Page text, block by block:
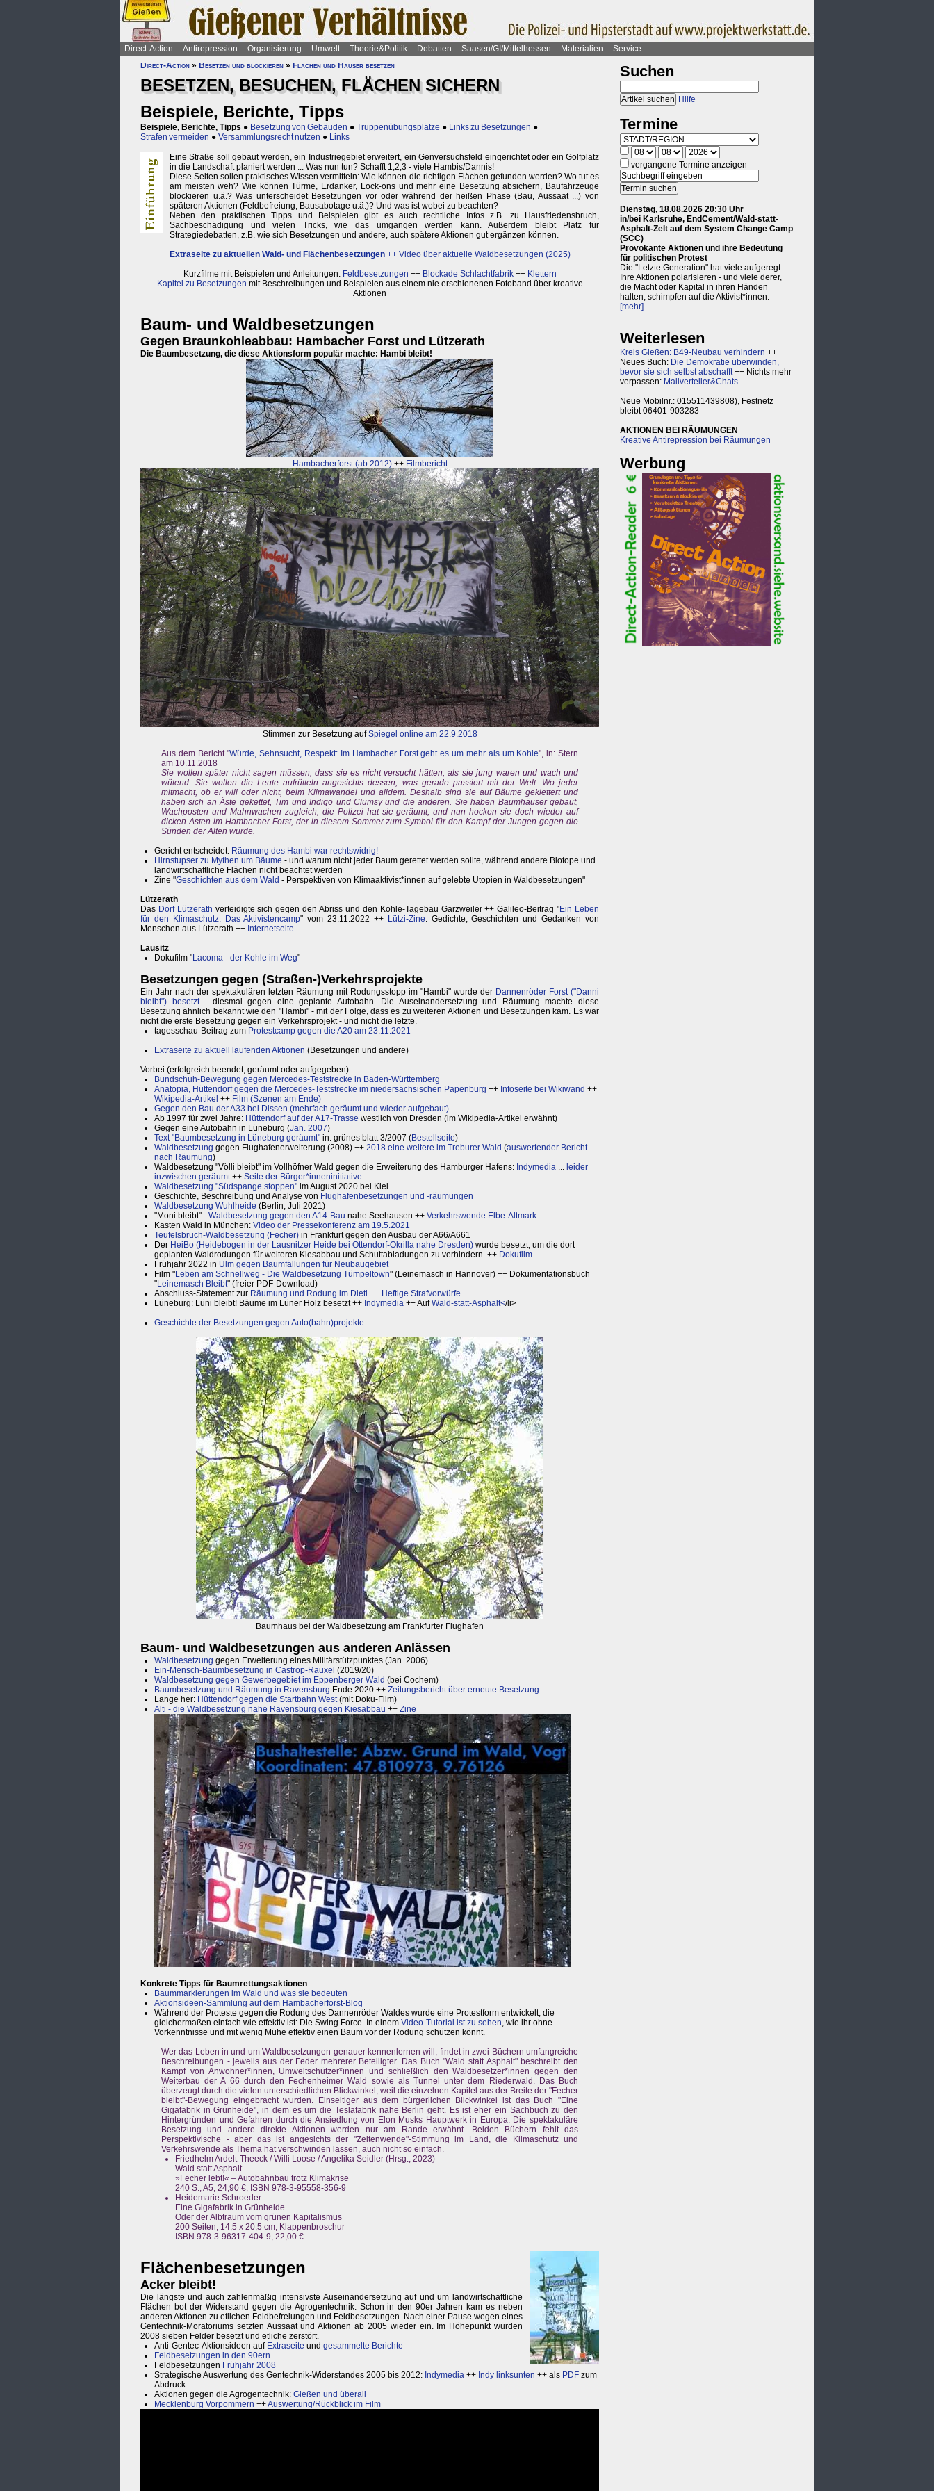
Direct-Action Antirepression Organisierung Umwelt Theorie&Politik Debatten Saasen/GI/Mittelhessen Materialien
Service
Direct-Action » Besetzen und blockieren » Flächen und Häuser besetzen
BESETZEN, BESUCHEN, FLÄCHEN SICHERN
Beispiele, Berichte, Tipps
Beispiele, Berichte, Tipps ● Besetzung von Gebäuden ● Truppenübungsplätze ● Links zu Besetzungen ●
Strafen vermeiden ● Versammlungsrecht nutzen ● Links
Eine Straße soll gebaut werden, ein Industriegebiet erweitert, ein Genversuchsfeld eingerichtet oder ein Golfplatz
in die Landschaft planiert werden ... Was nun tun? Schafft 1,2,3 - viele Hambis/Dannis!
Diese Seiten sollen praktisches Wissen vermitteln: Wie können die richtigen Flächen gefunden werden? Wo tut es
am meisten weh? Wie können Türme, Erdanker, Lock-ons und mehr eine Besetzung absichern, Baufahrzeuge
blockieren u.ä.? Was unterscheidet Besetzungen vor oder während der heißen Phase (Bau, Aussaat ...) von
späteren Aktionen (Feldbefreiung, Bausabotage u.ä.)? Und was ist wobei zu beachten?
Neben den praktischen Tipps und Beispielen gibt es auch rechtliche Infos z.B. zu Hausfriedensbruch,
Sachbeschädigung und vielen Tricks, wie das umgangen werden kann. Außerdem bleibt Platz für
Strategiedebatten, z.B. wie sich Besetzungen und andere, auch spätere Aktionen gut ergänzen können.
Extraseite zu aktuellen Wald- und Flächenbesetzungen++ Video über aktuelle Waldbesetzungen (2025)
Kurzfilme mit Beispielen und Anleitungen: Feldbesetzungen ++ Blockade Schlachtfabrik++ Klettern
Kapitel zu Besetzungen mit Beschreibungen und Beispielen aus einem nie erschienenen Fotoband über kreative
Aktionen
Baum- und Waldbesetzungen
Gegen Braunkohleabbau: Hambacher Forst und Lützerath
Die Baumbesetzung, die diese Aktionsform populär machte: Hambi bleibt!
Hambacherforst (ab 2012)++ Filmbericht
Stimmen zur Besetzung aufSpiegel online am 22.9.2018
Aus dem Bericht "Würde, Sehnsucht, Respekt: Im Hambacher Forst geht es um mehr als um Kohle", in: Stern
am 10.11.2018
Sie wollen später nicht sagen müssen, dass sie es nicht versucht hätten, als sie jung waren und wach und
wütend. Sie wollen die Leute aufrütteln angesichts dessen, was gerade passiert mit der Welt. Wo jeder
mitmacht, ob er will oder nicht, beim Klimawandel und alldem. Deshalb sind sie auf Bäume geklettert und
haben sich an Äste gekettet, Tim und Indigo und Clumsy und die anderen. Sie haben Baumhäuser gebaut,
Wachposten und Mahnwachen zugleich, die Polizei hat sie geräumt, und nun hocken sie doch wieder auf
dicken Ästen im Hambacher Forst, der in diesem Sommer zum Symbol für den Kampf der Jungen gegen die
Sünden der Alten wurde.
Gericht entscheidet: Räumung des Hambi war rechtswidrig!
Hirnstupser zu Mythen um Bäume - und warum nicht jeder Baum gerettet werden sollte, während andere Biotope und
landwirtschaftliche Flächen nicht beachtet werden
Zine "Geschichten aus dem Wald - Perspektiven von Klimaaktivist*innen auf gelebte Utopien in Waldbesetzungen"
Lützerath
Das Dorf Lützerath verteidigte sich gegen den Abriss und den Kohle-Tagebau Garzweiler ++ Galileo-Beitrag "Ein Leben
für den Klimaschutz: Das Aktivistencamp" vom 23.11.2022 ++ Lützi-Zine: Gedichte, Geschichten und Gedanken von
Menschen aus Lützerath ++ Internetseite
Lausitz
Dokufilm "Lacoma - der Kohle im Weg"
Besetzungen gegen (Straßen-)Verkehrsprojekte
Ein Jahr nach der spektakulären letzten Räumung mit Rodungsstopp im "Hambi" wurde der Dannenröder Forst ("Danni
bleibt") besetzt- diesmal gegen eine geplante Autobahn. Die Auseinandersetzung und Räumung machte diese
Besetzung ähnlich bekannt wie den "Hambi" - mit der Folge, dass es zu weiteren Aktionen und Besetzungen kam. Es war
nicht die erste Besetzung gegen ein Verkehrsprojekt - und nicht die letzte.
tagesschau-Beitrag zum Protestcamp gegen die A20 am 23.11.2021
Extraseite zu aktuell laufenden Aktionen (Besetzungen und andere)
Vorbei (erfolgreich beendet, geräumt oder aufgegeben):
Bundschuh-Bewegung gegen Mercedes-Teststrecke in Baden-Württemberg
Anatopia, Hüttendorf gegen die Mercedes-Teststrecke im niedersächsischen Papenburg ++ Infoseite bei Wikiwand ++
Wikipedia-Artikel ++ Film (Szenen am Ende)
Gegen den Bau der A33 bei Dissen (mehrfach geräumt und wieder aufgebaut)
Ab 1997 für zwei Jahre: Hüttendorf auf der A17-Trasse westlich von Dresden (im Wikipedia-Artikel erwähnt)
Gegen eine Autobahn in Lüneburg (Jan. 2007)
Text "Baumbesetzung in Lüneburg geräumt" in: grünes blatt 3/2007 (Bestellseite)
Waldbesetzung gegen Flughafenerweiterung (2008) ++ 2018 eine weitere im Treburer Wald (auswertender Bericht
nach Räumung)
Waldbesetzung "Völli bleibt" im Vollhöfner Wald gegen die Erweiterung des Hamburger Hafens: Indymedia
leider
inzwischen geräumt++ Seite der Bürger*inneninitiative
Waldbesetzung "Südspange stoppen" im August 2020 bei Kiel
Geschichte, Beschreibung und Analyse von Flughafenbesetzungen und -räumungen
Waldbesetzung Wuhlheide (Berlin, Juli 2021)
"Moni bleibt" - Waldbesetzung gegen den A14-Bau nahe Seehausen ++ Verkehrswende Elbe-Altmark
Kasten Wald in München: Video der Pressekonferenz am 19.5.2021
Teufelsbruch-Waldbesetzung (Fecher) in Frankfurt gegen den Ausbau der A66/A661
Der HeiBo (Heidebogen in der Lausnitzer Heide bei Ottendorf-Okrilla nahe Dresden) wurde besetzt, um die dort
geplanten Waldrodungen für weiteren Kiesabbau und Schuttabladungen zu verhindern. ++ Dokufilm
Frühjahr 2022 in Ulm gegen Baumfällungen für Neubaugebiet
Film "Leben am Schnellweg - Die Waldbesetzung Tümpeltown" (Leinemasch in Hannover) ++ Dokumentationsbuch
"Leinemasch Bleibt" (freier PDF-Download)
Abschluss-Statement zur Räumung und Rodung im Dieti ++ Heftige Strafvorwürfe
Lüneburg: Lüni bleibt! Bäume im Lüner Holz besetzt ++ Indymedia ++ AufWald-statt-Asphalt</li>
Geschichte der Besetzungen gegen Auto(bahn)projekte
Baumhaus bei der Waldbesetzung am Frankfurter Flughafen
Baum- und Waldbesetzungen aus anderen Anlässen
Waldbesetzung gegen Erweiterung eines Militärstützpunktes (Jan. 2006)
Ein-Mensch-Baumbesetzung in Castrop-Rauxel (2019/20)
Waldbesetzung gegen Gewerbegebiet im Eppenberger Wald (bei Cochem)
Baumbesetzung und Räumung in Ravensburg Ende 2020 ++ Zeitungsbericht über erneute Besetzung
Lange her: Hüttendorf gegen die Startbahn West(mit Doku-Film)
Alti - die Waldbesetzung nahe Ravensburg gegen Kiesabbau ++ Zine
Konkrete Tipps für Baumrettungsaktionen
Baummarkierungen im Wald und was sie bedeuten
Aktionsideen-Sammlung auf dem Hambacherforst-Blog
Während der Proteste gegen die Rodung des Dannenröder Waldes wurde eine Protestform entwickelt, die
gleichermaßen einfach wie effektiv ist: Die Swing Force. In einem Video-Tutorial ist zu sehen , wie ihr ohne
Vorkenntnisse und mit wenig Mühe effektiv einen Baum vor der Rodung schützen könnt.
Wer das Leben in und um Waldbesetzungen genauer kennenlernen will, findet in zwei Büchern umfangreiche
Beschreibungen - jeweils aus der Feder mehrerer Beteiligter. Das Buch "Wald statt Asphalt" beschreibt den
Kampf von Anwohner*innen, Umweltschützer*innen und schließlich den Waldbesetzer*innen gegen den
Weiterbau der A 66 durch den Fechenheimer Wald sowie als Tunnel unter dem Riederwald. Das Buch
überzeugt durch die vielen unterschiedlichen Blickwinkel, weil die einzelnen Kapitel aus der Breite der "Fecher
bleibt"-Bewegung eingebracht wurden. Einseitiger aus dem bürgerlichen Blickwinkel ist das Buch "Eine
Gigafabrik in Grünheide", in dem es um die Teslafabrik nahe Berlin geht. Es ist eher ein Sachbuch zu den
Hintergründen und Gefahren durch die Ansiedlung von Elon Musks Hauptwerk in Europa. Die spektakuläre
Besetzung und andere direkte Aktionen werden nur am Rande erwähnt. Beiden Büchern fehlt das
Perspektivische - aber das ist angesichts der "Zeitenwende"-Stimmung im Land, die Klimaschutz und
Verkehrswende als Thema hat verschwinden lassen, auch nicht so einfach.
Friedhelm Ardelt-Theeck / Willi Loose / Angelika Seidler (Hrsg., 2023)
Wald statt Asphalt
»Fecher lebt!« – Autobahnbau trotz Klimakrise
240 S., A5, 24,90 €, ISBN 978-3-95558-356-9
Heidemarie Schroeder
Eine Gigafabrik in Grünheide
Oder der Albtraum vom grünen Kapitalismus
200 Seiten, 14,5 x 20,5 cm, Klappenbroschur
ISBN 978-3-96317-404-9, 22,00 €
Flächenbesetzungen
Acker bleibt!
Die längste und auch zahlenmäßig intensivste Auseinandersetzung auf und um landwirtschaftliche
Flächen bot der Widerstand gegen die Agrogentechnik. Schon in den 90er Jahren kam es neben
anderen Aktionen zu etlichen Feldbefreiungen und Feldbesetzungen. Nach einer Pause wegen eines
Gentechnik-Moratoriums setzten Aussaat und Aktionen ab 2005 wieder ein. Im Höhepunkt wurden
2008 sieben Felder besetzt und etliche zerstört.
Anti-Gentec-Aktionsideen auf Extraseite und gesammelte Berichte
Feldbesetzungen in den 90ern
Feldbesetzungen Frühjahr 2008
Strategische Auswertung des Gentechnik-Widerstandes 2005 bis 2012: Indymedia ++ Indy linksunten ++ als PDF zum
Abdruck
Aktionen gegen die Agrogentechnik: Gießen und überall
Mecklenburg Vorpommern ++Auswertung/Rückblick im Film
Suchen
Hilfe
Termine
vergangene Termine anzeigen
Dienstag, 18.08.2026 20:30 Uhr
in/bei Karlsruhe, EndCement/Wald-statt-
Asphalt-Zelt auf dem System Change Camp
(SCC)
Provokante Aktionen und ihre Bedeutung
für politischen Protest
Die "Letzte Generation" hat viele aufgeregt.
Ihre Aktionen polarisieren - und viele derer,
die Macht oder Kapital in ihren Händen
halten, schimpfen auf die Aktivist*innen.
[mehr]
Weiterlesen
Kreis Gießen: B49-Neubau verhindern ++
Neues Buch: Die Demokratie überwinden,
bevor sie sich selbst abschafft++ Nichts mehr
verpassen: Mailverteiler&Chats
Neue Mobilnr.: 015511439808), Festnetz
bleibt 06401-903283
AKTIONEN BEI RÄUMUNGEN
Kreative Antirepression bei Räumungen
Werbung